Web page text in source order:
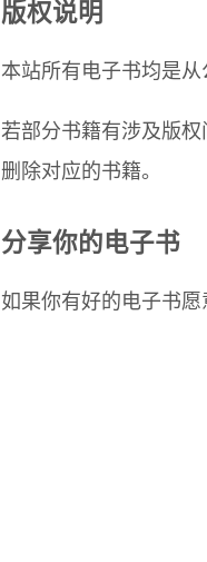
版权说明
本站所有电子书均是从
若部分书籍有涉及版
删除对应的书籍。
分享你的电子书
如果你有好的电子书